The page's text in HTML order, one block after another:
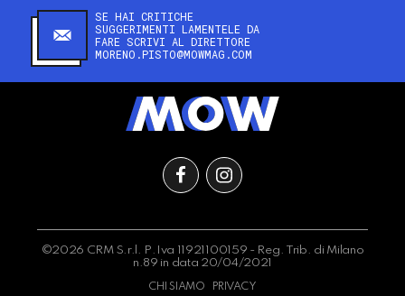
SE HAI CRITICHE
SUGGERIMENTI LAMENTELE DA
FARE SCRIVI AL DIRETTORE
MORENO.PISTO@MOWMAG.COM
©2026 CRM S.r.l. P.Iva 11921100159 - Reg. Trib. di Milano
n.89 in data 20/04/2021
CHI SIAMO PRIVACY